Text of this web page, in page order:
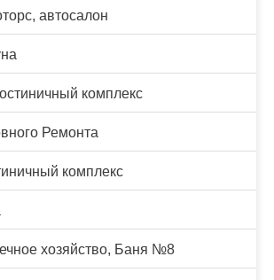
автосалон
комплекс
Ремонта
комплекс
хозяйство, Баня №8